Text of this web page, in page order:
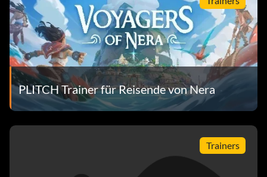
PLITCH Trainer für Reisende von Nera
Trainers